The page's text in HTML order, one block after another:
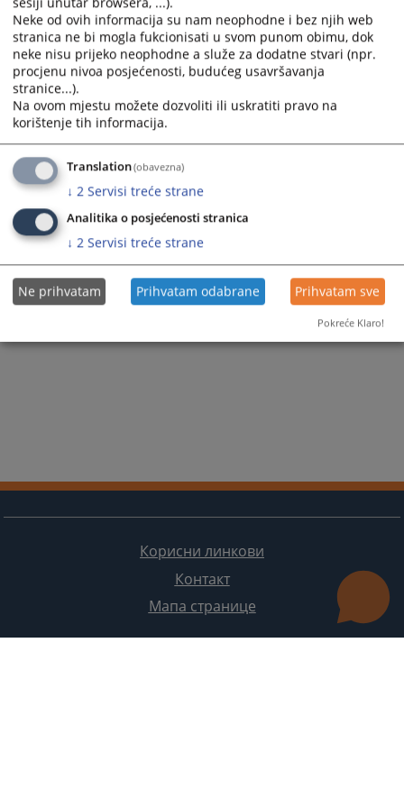
Корисни линкови
Контакт
Мапа странице
Neke od ovih informacija su nam neophodne i bez njih web
stranica ne bi mogla fukcionisati u svom punom obimu, dok
neke nisu prijeko neophodne a služe za dodatne stvari (npr.
procjenu nivoa posjećenosti, budućeg usavršavanja
stranice...).
Na ovom mjestu možete dozvoliti ili uskratiti pravo na
korištenje tih informacija.
Translation(obavezna)
↓ 2 Servisi treće strane
Analitika o posjećenosti stranica
↓ 2 Servisi treće strane
Ne prihvatam Prihvatam odabrane Prihvatam sve
Pokreće Klaro!